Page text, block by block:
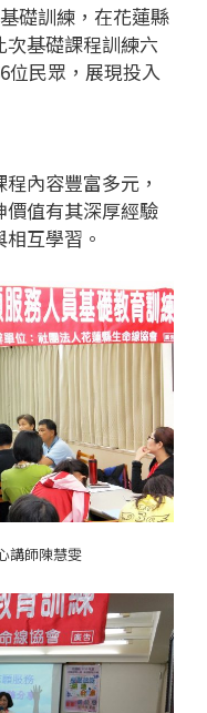
礎訓練，在花蓮縣
基礎課程訓練六
位民眾，展現投入
內容豐富多元，
值有其深厚經驗
互學習。
講師陳慧雯